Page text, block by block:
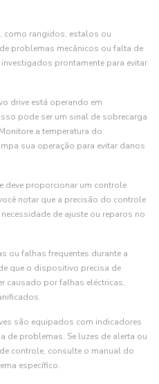
como rangidos, estalos ou
problemas mecânicos ou falta de
prontamente para evitar
drive está operando em
pode ser um sinal de sobrecarga
a temperatura do
sua operação para evitar danos
deve proporcionar um controle
notar que a precisão do controle
de ajuste ou reparos no
ou falhas frequentes durante a
que o dispositivo precisa de
causado por falhas eléctricas,
são equipados com indicadores
de problemas. Se luzes de alerta ou
controle, consulte o manual do
específico.